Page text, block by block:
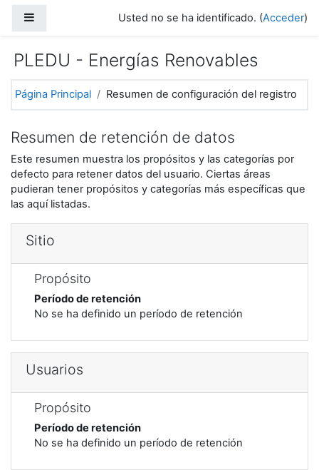
Usted no se ha identificado. (Acceder)
PLEDU - Energías Renovables
Página Principal Resumen de configuración del registro
Resumen de retención de datos
Este resumen muestra los propósitos y las categorías por
defecto para retener datos del usuario. Ciertas áreas
pudieran tener propósitos y categorías más específicas que
las aquí listadas.
Sitio
Propósito
Período de retención
No se ha definido un período de retención
Usuarios
Propósito
Período de retención
No se ha definido un período de retención